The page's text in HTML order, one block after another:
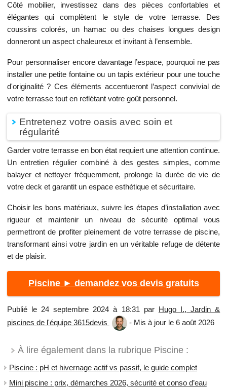
Côté mobilier, investissez dans des pièces confortables et
élégantes qui complètent le style de votre terrasse. Des
coussins colorés, un hamac ou des chaises longues design
donneront un aspect chaleureux et invitant à l’ensemble.
Pour personnaliser encore davantage l’espace, pourquoi ne pas
installer une petite fontaine ou un tapis extérieur pour une touche
d'originalité ? Ces éléments accentueront l’aspect convivial de
votre terrasse tout en reflétant votre goût personnel.
Entretenez votre oasis avec soin et
régularité
Garder votre terrasse en bon état requiert une attention continue.
Un entretien régulier combiné à des gestes simples, comme
balayer et nettoyer fréquemment, prolonge la durée de vie de
votre deck et garantit un espace esthétique et sécuritaire.
Choisir les bons matériaux, suivre les étapes d’installation avec
rigueur et maintenir un niveau de sécurité optimal vous
permettront de profiter pleinement de votre terrasse de piscine,
transformant ainsi votre jardin en un véritable refuge de détente
et de plaisir.
Piscine ► demandez vos devis gratuits
Publié le 24 septembre 2024 à 18:31 par Hugo I., Jardin &
piscines de l'équipe 3615devis
- Mis à jour le 6 août 2026
À lire également dans la rubrique Piscine :
Piscine : pH et hivernage actif vs passif, le guide complet
Mini piscine : prix, démarches 2026, sécurité et conso d’eau